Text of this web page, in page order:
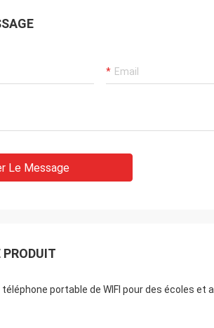
Le Message
PRODUIT
portable de WIFI pour des écoles et